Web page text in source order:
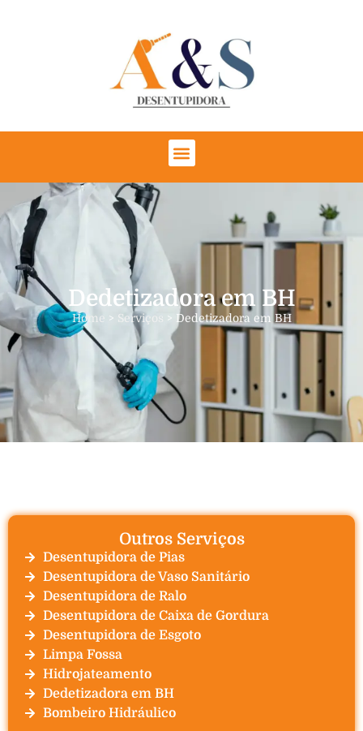
Dedetizadora em BH
Home > Serviços > Dedetizadora em BH
Outros Serviços
Desentupidora de Pias
Desentupidora de Vaso Sanitário
Desentupidora de Ralo
Desentupidora de Caixa de Gordura
Desentupidora de Esgoto
Limpa Fossa
Hidrojateamento
Dedetizadora em BH
Bombeiro Hidráulico